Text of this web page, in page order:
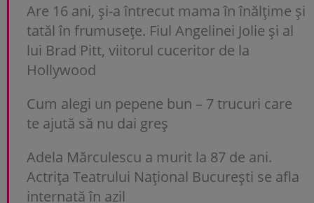
Are 16 ani, și-a întrecut mama în înălțime și
tatăl în frumusețe. Fiul Angelinei Jolie și al
lui Brad Pitt, viitorul cuceritor de la
Hollywood
Cum alegi un pepene bun – 7 trucuri care
te ajută să nu dai greș
Adela Mărculescu a murit la 87 de ani.
Actrița Teatrului Național București se afla
internată în azil